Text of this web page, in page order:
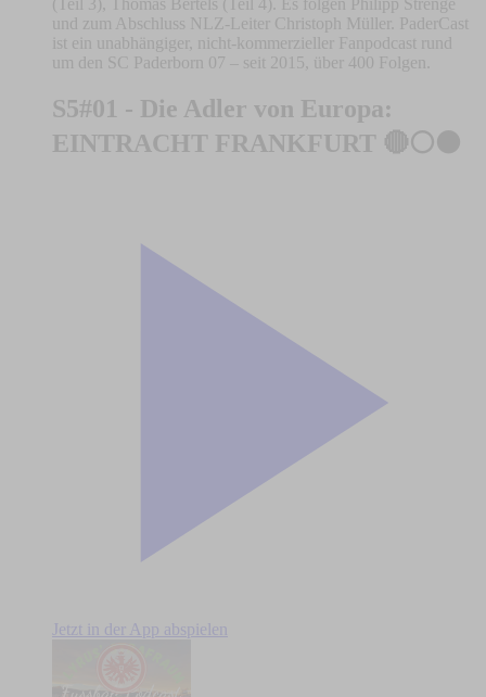
(Teil 3), Thomas Bertels (Teil 4). Es folgen Philipp Strenge
und zum Abschluss NLZ-Leiter Christoph Müller. PaderCast
ist ein unabhängiger, nicht-kommerzieller Fanpodcast rund
um den SC Paderborn 07 – seit 2015, über 400 Folgen.
S5#01 - Die Adler von Europa:
EINTRACHT FRANKFURT 🔴⚪️⚫️
Jetzt in der App abspielen